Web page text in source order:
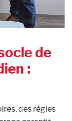
de
:
des règles